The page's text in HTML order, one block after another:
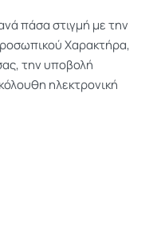
πάσα στιγμή με την
Χαρακτήρα,
την υποβολή
ηλεκτρονική